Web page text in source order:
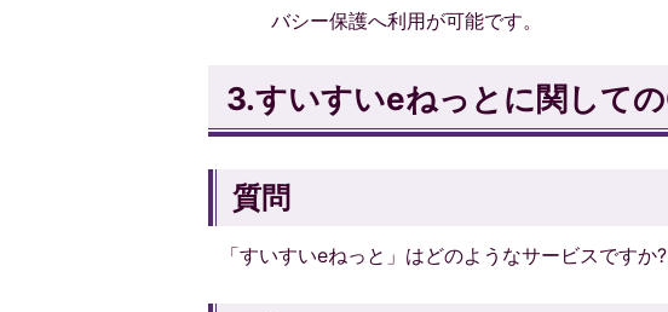
バシー保護へ利用が可能です。
3.すいすいeねっとに関して
質問
「すいすいeねっと」はどのようなサービスですか?